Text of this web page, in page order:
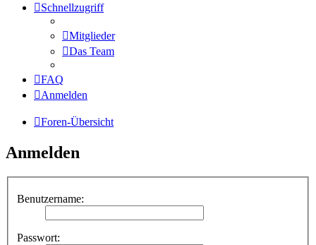
Schnellzugriff
Mitglieder
Das Team
FAQ
Anmelden
Foren-Übersicht
Anmelden
Benutzername:
Passwort: